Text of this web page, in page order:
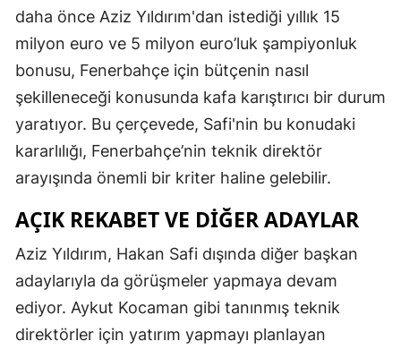
daha önce Aziz Yıldırım'dan istediği yıllık 15
milyon euro ve 5 milyon euro’luk şampiyonluk
bonusu, Fenerbahçe için bütçenin nasıl
şekilleneceği konusunda kafa karıştırıcı bir durum
yaratıyor. Bu çerçevede, Safi'nin bu konudaki
kararlılığı, Fenerbahçe’nin teknik direktör
arayışında önemli bir kriter haline gelebilir.
AÇIK REKABET VE DIĞER ADAYLAR
Aziz Yıldırım, Hakan Safi dışında diğer başkan
adaylarıyla da görüşmeler yapmaya devam
ediyor. Aykut Kocaman gibi tanınmış teknik
direktörler için yatırım yapmayı planlayan